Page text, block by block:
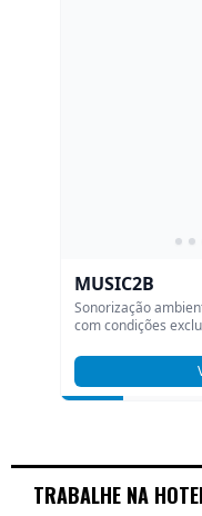
TRABALHE NA